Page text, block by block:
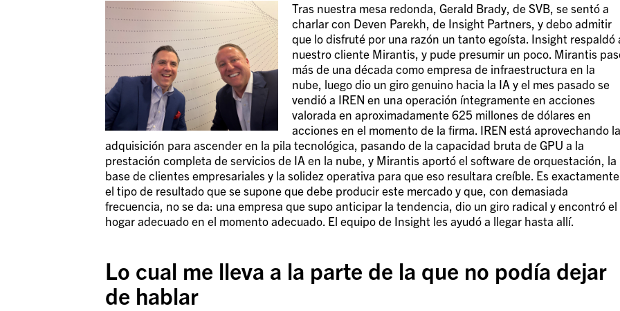
Tras nuestra mesa redonda, Gerald Brady, de SVB, se sentó a
charlar con Deven Parekh, de Insight Partners, y debo admitir
que lo disfruté por una razón un tanto egoísta. Insight respaldó
nuestro cliente Mirantis, y pude presumir un poco. Mirantis
más de una década como empresa de infraestructura en la
nube, luego dio un giro genuino hacia la IA y el mes pasado se
vendió a IREN en una operación íntegramente en acciones
valorada en aproximadamente 625 millones de dólares en
acciones en el momento de la firma. IREN está aprovechando
adquisición para ascender en la pila tecnológica, pasando de la capacidad bruta de GPU a la
prestación completa de servicios de IA en la nube, y Mirantis aportó el software de orquestación, la
base de clientes empresariales y la solidez operativa para que eso resultara creíble. Es exactamente
el tipo de resultado que se supone que debe producir este mercado y que, con demasiada
frecuencia, no se da: una empresa que supo anticipar la tendencia, dio un giro radical y encontró el
hogar adecuado en el momento adecuado. El equipo de Insight les ayudó a llegar hasta allí.
Lo cual me lleva a la parte de la que no podía dejar
de hablar